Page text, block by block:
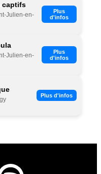
captifs
Julien-en-
Plus
d'infos
Julien-en-
Plus
d'infos
Plus d'infos